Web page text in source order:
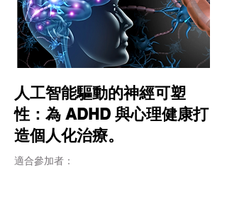
人工智能驅動的神經可塑
性：為 ADHD 與心理健康打
造個人化治療。
適合參加者：